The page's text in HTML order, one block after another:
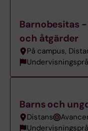
Barnobesitas
och åtgärder
På campus,
Barns och
Distans